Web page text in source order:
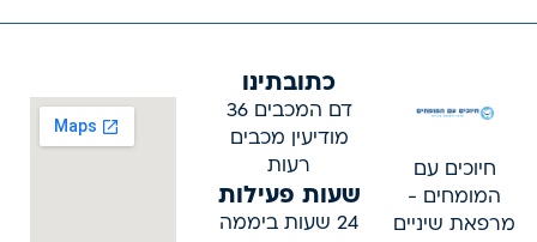
חיוכים עם
המומחים -
מרפאת שיניים
כתובתינו
דם המכבים 36
מודיעין מכבים
רעות
שעות פעילות
24 שעות ביממה